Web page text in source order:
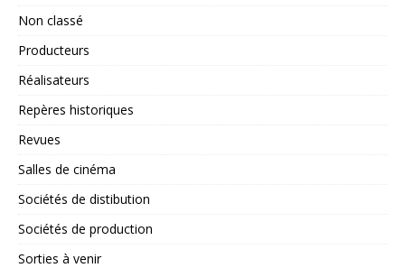
Non classé
Producteurs
Réalisateurs
Repères historiques
Revues
Salles de cinéma
Sociétés de distibution
Sociétés de production
Sorties à venir